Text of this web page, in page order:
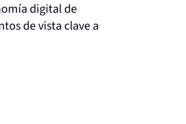
digital de
de vista clave a